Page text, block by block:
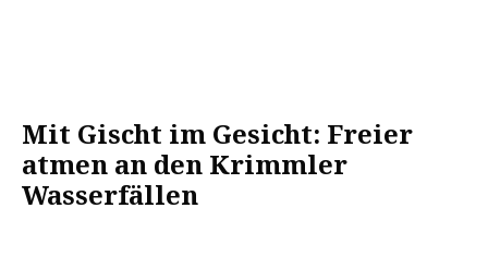
Mit Gischt im Gesicht: Freier
atmen an den Krimmler
Wasserfällen